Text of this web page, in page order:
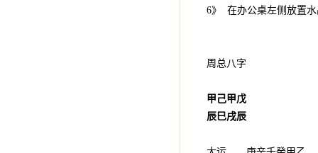
6》 在办公桌左侧放置
周总八字
甲己甲戊
辰巳戌辰